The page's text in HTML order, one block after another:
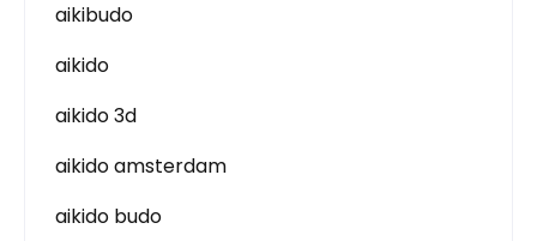
aikibudo
aikido
aikido 3d
aikido amsterdam
aikido budo